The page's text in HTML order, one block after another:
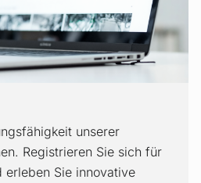
unserer
Registrieren Sie sich für
erleben Sie innovative